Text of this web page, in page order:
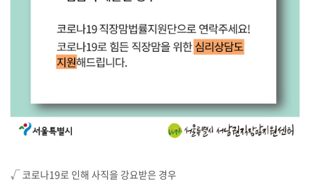
√ 코로나19로 인해 사직을 강요받은 경우